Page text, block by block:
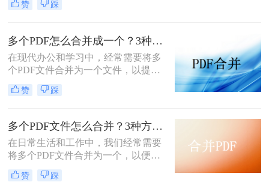
PDF文件时，将它们合并成一个文件
两个PDF文件呢？本文将介绍三种合
并PDF文件的方法。
赞 踩
多个PDF怎么合并成一个？3种方法，1分钟全搞定！！
在现代办公和学习中，经常需要将多
个PDF文件合并为一个文件，以提高
文档管理的便利性和效率。那么多个
pdf怎么合并成一个pdf呢？本文将介
赞 踩
多个PDF文件怎么合并？3种方法，1分钟轻松搞定！!
在日常生活和工作中，我们经常需要
将多个PDF文件合并为一个，以便于
分享、存档或打印。那么如何合并pdf
文件呢？本文将介绍三种常用的PDF
赞 踩